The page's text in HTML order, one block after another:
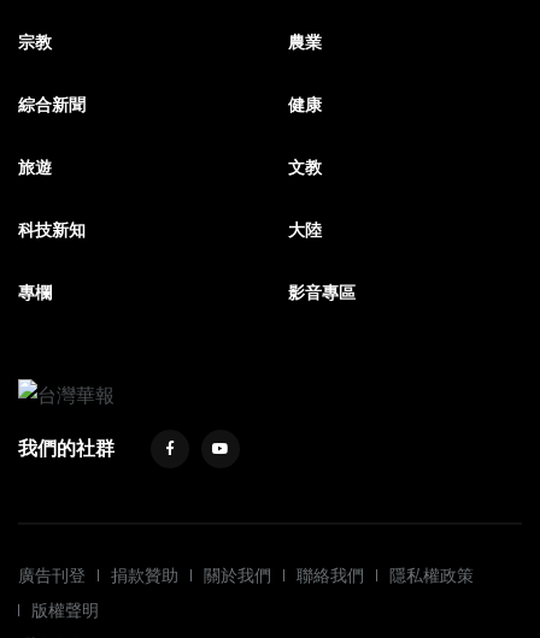
宗教 農業
綜合新聞 健康
旅遊 文教
科技新知 大陸
專欄 影音專區
我們的社群
廣告刊登 捐款贊助 關於我們 聯絡我們
隱私權政策
版權聲明